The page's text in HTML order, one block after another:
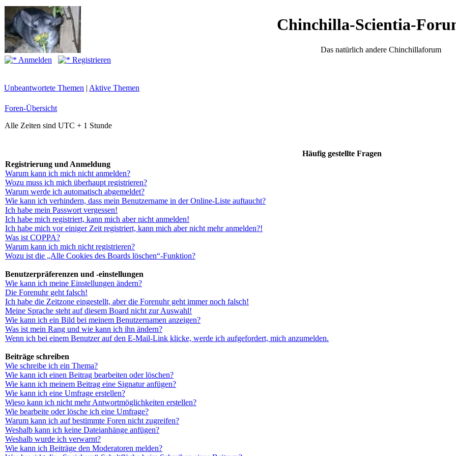
Chinchilla-Scientia-
Das natürlich andere Chinchillaforum
Anmelden
Registrieren
Unbeantwortete Themen | Aktive Themen
Foren-Übersicht
Alle Zeiten sind UTC + 1 Stunde
Häufig gestellte Fragen
Registrierung und Anmeldung
Warum kann ich mich nicht anmelden?
Wozu muss ich mich überhaupt registrieren?
Warum werde ich automatisch abgemeldet?
Wie kann ich verhindern, dass mein Benutzername in der Online-Liste auftaucht?
Ich habe mein Passwort vergessen!
Ich habe mich registriert, kann mich aber nicht anmelden!
Ich habe mich vor einiger Zeit registriert, kann mich aber nicht mehr anmelden?!
Was ist COPPA?
Warum kann ich mich nicht registrieren?
Wozu ist die „Alle Cookies des Boards löschen“-Funktion?
Benutzerpräferenzen und -einstellungen
Wie kann ich meine Einstellungen ändern?
Die Forenuhr geht falsch!
Ich habe die Zeitzone eingestellt, aber die Forenuhr geht immer noch falsch!
Meine Sprache steht auf diesem Board nicht zur Auswahl!
Wie kann ich ein Bild bei meinem Benutzernamen anzeigen?
Was ist mein Rang und wie kann ich ihn ändern?
Wenn ich bei einem Benutzer auf den E-Mail-Link klicke, werde ich aufgefordert, mich anzumelden.
Beiträge schreiben
Wie schreibe ich ein Thema?
Wie kann ich einen Beitrag bearbeiten oder löschen?
Wie kann ich meinem Beitrag eine Signatur anfügen?
Wie kann ich eine Umfrage erstellen?
Wieso kann ich nicht mehr Antwortmöglichkeiten erstellen?
Wie bearbeite oder lösche ich eine Umfrage?
Warum kann ich auf bestimmte Foren nicht zugreifen?
Weshalb kann ich keine Dateianhänge anfügen?
Weshalb wurde ich verwarnt?
Wie kann ich Beiträge den Moderatoren melden?